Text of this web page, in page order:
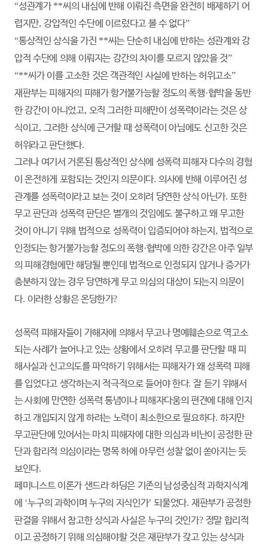
“성관계가**씨의 내심에 반해 이뤄진 측면을 완전히 배제하기 어
렵지만, 강압적인 수단에 이르렀다고 볼 수 없다”
“통상적인 상식을 가진 **씨는 단순히 내심에 반하는 성관계와 강
압적 수단에 의해 이뤄지는 강간의 차이를 모르지 않았을 것”
“**씨가 이를 고소한 것은 객관적인 사실에 반하는 허위고소”
재판부는 피해자의 피해가 항거불가능할 정도의 폭행·협박을 동반
한 강간이 아니었고, 오직 그러한 피해만이 성폭력이라는 것은 상
식이고, 그러한 상식에 근거할 때 성폭력이 아님에도 신고한 것은
허위라고 판단했다.
그러나 여기서 거론된 통상적인 상식에 성폭력 피해자 다수의 경험
이 온전하게 포함되는 것인지 의문이다. 의사에 반해 이루어진 성
관계를 성폭력이라고 보는 것이 오히려 당연한 상식 아닌가. 또한
무고 판단과 성폭력 판단은 별개의 것임에도 불구하고 왜 무고한
것이 아니기 위해 법적으로 성폭력이 입증되어야 하는지 , 법적으로
인정되는 항거불가능할 정도의 폭행·협박에 의한 강간은 아주 일부
의 피해경험에만 해당될 뿐인데 법적으로 인정되지 않거나 증거가
충분하지 않는 경우 당연하게 무고 의심의 대상이 되는지 의문이
다. 이러한 상황은 온당한가?
성폭력 피해자들이 가해자에 의해서 무고나 명예훼손으로 역고소
되는 사례가 늘어나고 있는 상황에서 오히려 무고를 판단할 때 피
해사실과 신고의도를 파악하기 위해서는 피해자가 왜 성폭력 피해
를 입었다고 생각하는지 적극적으로 들어야 한다.잘 듣기 위해서
는 사회에 만연한 성폭력 통념이나 피해자다움의 편견에 대해 인지
하고 개입되지 않게 하려는 노력이 최소한으로 필요하다. 하지만
무고판단에 있어서는 마치 피해자에 대한 의심과 비난이 공정한 판
단과 합리적 의심이라는 명목 하에 아무런 성찰 없이 쏟아지는 듯
보인다.
페미니스트 이론가 샌드라 하딩은 기존의 남성중심적 과학지식계
에 ‘누구의 과학이며 누구의 지식인가’되물었다. 재판부가 공정한
판결을 위해서 참고한 상식과 사실은 누구의 것인가? 정말 합리적
이고 공정하기 위해 의심해야할 것은 재판부가 갖고 있는 상식과